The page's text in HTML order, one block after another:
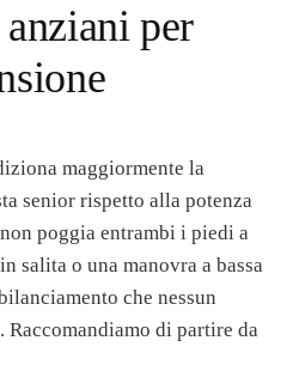
per
maggiormente la
senior rispetto alla potenza
poggia entrambi i piedi a
salita o una manovra a bassa
che nessun
Raccomandiamo di partire da